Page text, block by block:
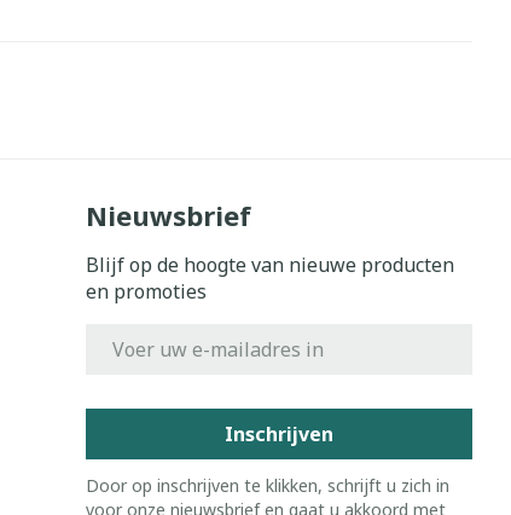
Nieuwsbrief
Blijf op de hoogte van nieuwe producten
en promoties
Inschrijven
Door op inschrijven te klikken, schrijft u zich in
voor onze nieuwsbrief en gaat u akkoord met